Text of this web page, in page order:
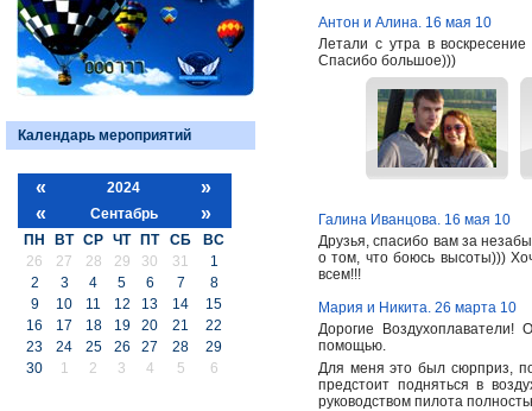
Календарь мероприятий
« 2024
»
«
Сентабрь »
ПН ВТ СР ЧТ ПТ СБ
ВС
26
27 28 29 30 31
1
2
3 4 5 6 7
8
9
10 11 12 13 14
15
16
17 18 19 20 21
22
23
24 25 26 27 28
29
30
1 2 3 4 5 6
Антон и Алина. 16 мая 10
Летали с утра в
Спасибо большое)))
Галина Иванцова. 16 мая 10
Друзья, спасибо вам за
о том, что боюсь высоты)))
всем!!!
Мария и Никита. 26 марта 10
Дорогие
помощью.
Для меня это был сюрприз,
предстоит подняться в
руководством пилота